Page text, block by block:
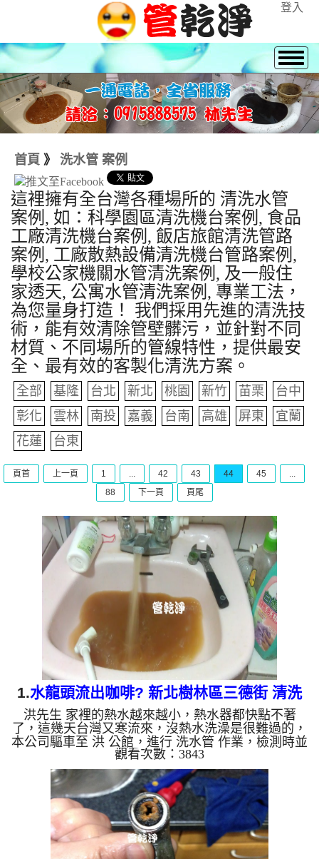
登入
首頁 》 洗水管 案例
這裡擁有全台灣各種場所的 清洗水管
案例, 如：科學園區清洗機台案例, 食品
工廠清洗機台案例, 飯店旅館清洗管路
案例, 工廠散熱設備清洗機台管路案例,
學校公家機關水管清洗案例, 及一般住
家透天, 公寓水管清洗案例, 專業工法，
為您量身打造！ 我們採用先進的清洗技
術，能有效清除管壁髒污，並針對不同
材質、不同場所的管線特性，提供最安
全、最有效的客製化清洗方案。
全部 基隆 台北 新北 桃園 新竹 苗栗
台中
彰化
雲林 南投 嘉義 台南 高雄 屏東
宜蘭
花蓮
台東
頁首 上一頁 1 ... 42 43 44 45
...
88
下一頁 頁尾
1.水龍頭流出咖啡? 新北樹林區三德街 清洗
水管
洪先生 家裡的熱水越來越小，熱水器都快點不著
了，這幾天台灣又寒流來，沒熱水洗澡是很難過的，
本公司驅車至 洪 公館，進行 洗水管 作業，檢測時並
無發現，本公司架起 高周波水管清洗機，灌入 檸檬
酸水 至管路裡面，等了約15分，開啟 水管清洗機 ，
啟動 螺旋波 模式，一開始就洗出髒水，還不時噴出
異物，水從咖啡色變成了灰白色，如下圖片影片，一
個多小時後， 熱水量恢復正常，洪先生有熱水澡洗
了!! 如是自來水，如水管老化，會產生鐵鏽跟泥沙堆
積，洗出來的水就會是咖啡色，地下水含有氧化錳，
管壁上會結成黑色...
觀看次數：3843